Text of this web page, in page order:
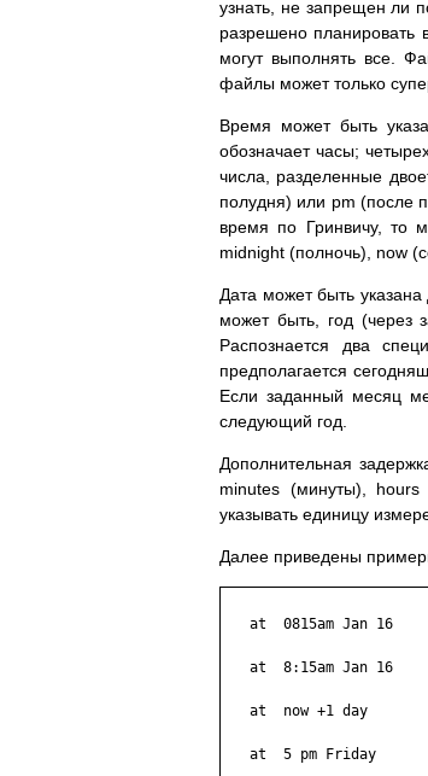
узнать, не запрещен ли
разрешено планировать
могут выполнять все.
файлы может только
Время может быть
обозначает часы;
числа, разделенные
полудня) или pm (после
время по Гринвичу, то
midnight (полночь), now
Дата может быть
может быть, год (через
Распознается два
предполагается
Если заданный месяц
следующий год.
Дополнительная
minutes (минуты),
указывать единицу
Далее приведены
   at  0815am Jan 16
   at  8:15am Jan 16
   at  now +1 day
   at  5 pm Friday